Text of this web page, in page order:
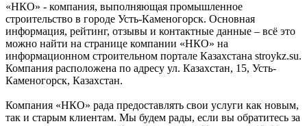
«НКО» - компания, выполняющая промышленное
строительство в городе Усть-Каменогорск. Основная
информация, рейтинг, отзывы и контактные данные – всё это
можно найти на странице компании «НКО» на
информационном строительном портале Казахстана stroykz.su.
Компания расположена по адресу ул. Казахстан, 15, Усть-
Каменогорск, Казахстан.
Компания «НКО» рада предоставлять свои услуги как новым,
так и старым клиентам. Мы будем рады, если вы обратитесь за